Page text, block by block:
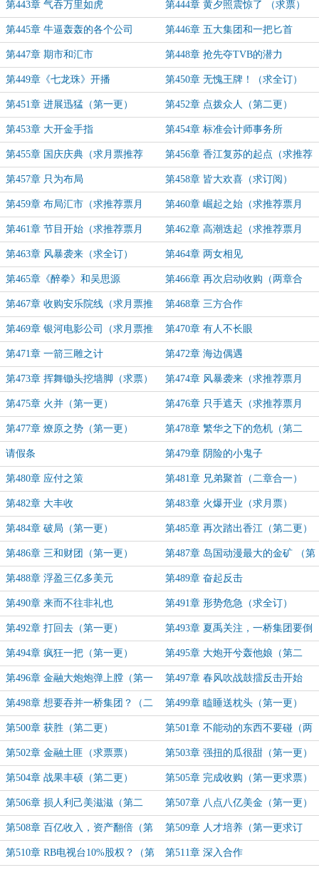
第443章 气吞万里如虎 第444章 黄夕照震惊了 （求票）
第445章 牛逼轰轰的各个公司 第446章 五大集团和一把匕首
第447章 期市和汇市 第448章 抢先夺TVB的潜力
第449章《七龙珠》开播 第450章 无愧王牌！（求全订）
第451章 进展迅猛（第一更） 第452章 点拨众人（第二更）
第453章 大开金手指 第454章 标准会计师事务所
第455章 国庆庆典（求月票推荐
票）
第456章 香江复苏的起点（求推荐
票月票）
第457章 只为布局 第458章 皆大欢喜（求订阅）
第459章 布局汇市（求推荐票月
票）
第460章 崛起之始（求推荐票月
票）
第461章 节目开始（求推荐票月
票）
第462章 高潮迭起（求推荐票月
票）
第463章 风暴袭来（求全订） 第464章 两女相见
第465章《醉拳》和吴思源 第466章 再次启动收购（两章合
一）
第467章 收购安乐院线（求月票推
荐票）
第468章 三方合作
第469章 银河电影公司（求月票推
荐票）
第470章 有人不长眼
第471章 一箭三雕之计 第472章 海边偶遇
第473章 挥舞锄头挖墙脚（求票） 第474章 风暴袭来（求推荐票月
票）
第475章 火并（第一更） 第476章 只手遮天（求推荐票月
票）
第477章 燎原之势（第一更） 第478章 繁华之下的危机（第二
更）
请假条 第479章 阴险的小鬼子
第480章 应付之策 第481章 兄弟聚首（二章合一）
第482章 大丰收 第483章 火爆开业（求月票）
第484章 破局（第一更） 第485章 再次踏出香江（第二更）
第486章 三和财团（第一更） 第487章 岛国动漫最大的金矿 （第
二更）
第488章 浮盈三亿多美元 第489章 奋起反击
第490章 来而不往非礼也 第491章 形势危急（求全订）
第492章 打回去（第一更） 第493章 夏禹关注，一桥集团要倒
霉（第二更）
第494章 疯狂一把（第一更） 第495章 大炮开兮轰他娘（第二
更）
第496章 金融大炮炮弹上膛（第一
更）
第497章 春风吹战鼓擂反击开始
（第二更）
第498章 想要吞并一桥集团？（二
章合一）
第499章 瞌睡送枕头（第一更）
第500章 获胜（第二更） 第501章 不能动的东西不要碰（两
章合一）
第502章 金融土匪（求票票） 第503章 强扭的瓜很甜（第一更）
第504章 战果丰硕（第二更） 第505章 完成收购（第一更求票）
第506章 损人利己美滋滋（第二
更）
第507章 八点八亿美金（第一更）
第508章 百亿收入，资产翻倍（第
二更）
第509章 人才培养（第一更求订
阅）
第510章 RB电视台10%股权？（第 第511章 深入合作